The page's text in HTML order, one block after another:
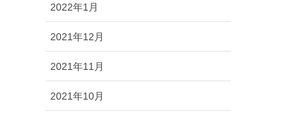
2022年1月
2021年12月
2021年11月
2021年10月